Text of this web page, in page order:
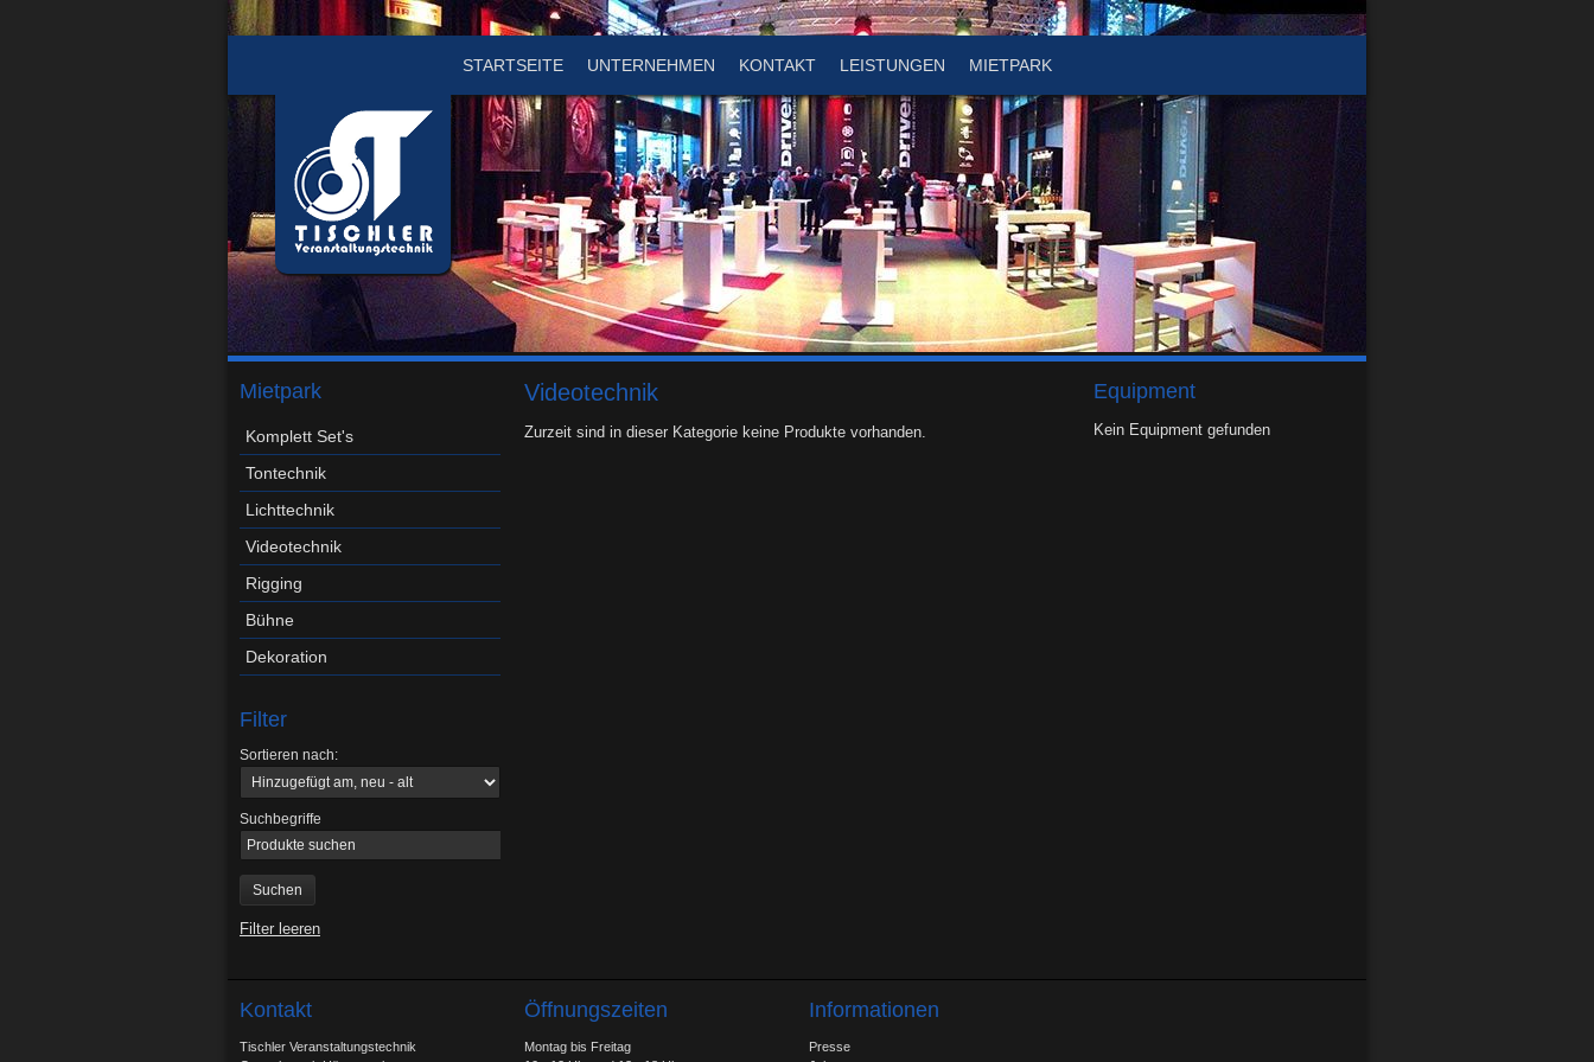
STARTSEITE UNTERNEHMEN KONTAKT LEISTUNGEN MIETPARK
Mietpark
Komplett Set's
Tontechnik
Lichttechnik
Videotechnik
Rigging
Bühne
Dekoration
Filter
Sortieren nach:
Suchbegriffe
Filter leeren
Equipment
Kein Equipment gefunden
Videotechnik
Zurzeit sind in dieser Kategorie keine Produkte vorhanden.
Kontakt
Tischler Veranstaltungstechnik
Öffnungszeiten
Montag bis Freitag
Informationen
Presse